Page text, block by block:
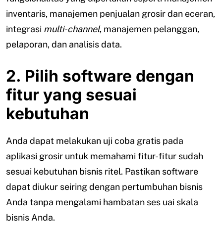
inventaris, manajemen penjualan grosir dan eceran,
integrasi multi-channel, manajemen pelanggan,
pelaporan, dan analisis data.
2. Pilih software dengan
fitur yang sesuai
kebutuhan
Anda dapat melakukan uji coba gratis pada
aplikasi grosir untuk memahami fitur-fitur sudah
sesuai kebutuhan bisnis ritel. Pastikan software
dapat diukur seiring dengan pertumbuhan bisnis
Anda tanpa mengalami hambatan ses uai skala
bisnis Anda.